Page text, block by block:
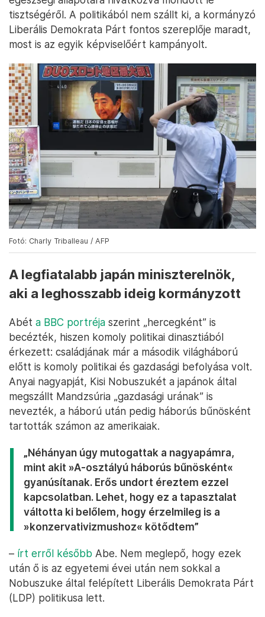
tisztségéről. A politikából nem szállt ki, a kormányzó
Liberális Demokrata Párt fontos szereplője maradt,
most is az egyik képviselőért kampányolt.
Fotó: Charly Triballeau / AFP
A legfiatalabb japán miniszterelnök,
aki a leghosszabb ideig kormányzott
Abét a BBC portréja szerint „hercegként” is
becézték, hiszen komoly politikai dinasztiából
érkezett: családjának már a második világháború
előtt is komoly politikai és gazdasági befolyása volt.
Anyai nagyapját, Kisi Nobuszukét a japánok által
megszállt Mandzsúria „gazdasági urának” is
nevezték, a háború után pedig háborús bűnösként
tartották számon az amerikaiak.
„Néhányan úgy mutogattak a nagyapámra,
mint akit »A-osztályú háborús bűnösként«
gyanúsítanak. Erős undort éreztem ezzel
kapcsolatban. Lehet, hogy ez a tapasztalat
váltotta ki belőlem, hogy érzelmileg is a
»konzervativizmushoz« kötődtem”
– írt erről később Abe. Nem meglepő, hogy ezek
után ő is az egyetemi évei után nem sokkal a
Nobuszuke által felépített Liberális Demokrata Párt
(LDP) politikusa lett.